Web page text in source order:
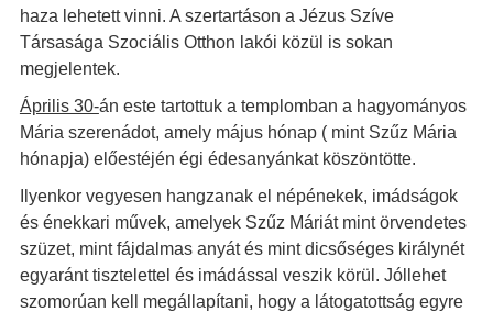
haza lehetett vinni. A szertartáson a Jézus Szíve
Társasága Szociális Otthon lakói közül is sokan
megjelentek.
Április 30-án este tartottuk a templomban a hagyományos
Mária szerenádot, amely május hónap ( mint Szűz Mária
hónapja) előestéjén égi édesanyánkat köszöntötte.
Ilyenkor vegyesen hangzanak el népénekek, imádságok
és énekkari művek, amelyek Szűz Máriát mint örvendetes
szüzet, mint fájdalmas anyát és mint dicsőséges királynét
egyaránt tisztelettel és imádással veszik körül. Jóllehet
szomorúan kell megállapítani, hogy a látogatottság egyre